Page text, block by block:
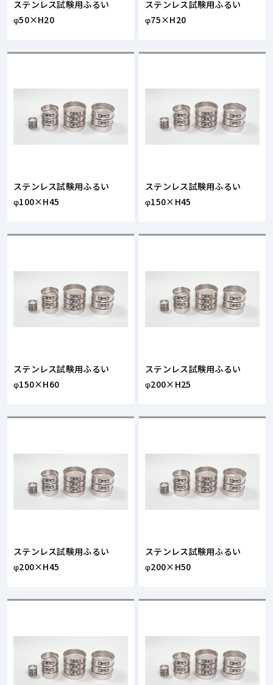
ステンレス試験用ふるい
φ50×H20
ステンレス試験用ふるい
φ75×H20
ステンレス試験用ふるい
φ100×H45
ステンレス試験用ふるい
φ150×H45
ステンレス試験用ふるい
φ150×H60
ステンレス試験用ふるい
φ200×H25
ステンレス試験用ふるい
φ200×H45
ステンレス試験用ふるい
φ200×H50